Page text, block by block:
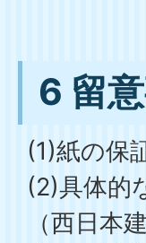
6 留
(1)紙の保
(2)具体的
（西日本